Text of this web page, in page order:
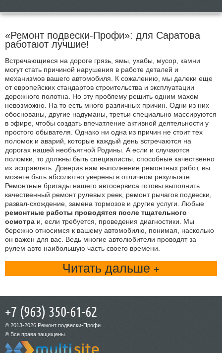
«Ремонт подвески-Профи»: для Саратова
работают лучшие!
Встречающиеся на дороге грязь, ямы, ухабы, мусор, камни
могут стать причиной нарушения в работе деталей и
механизмов вашего автомобиля. К сожалению, мы далеки еще
от европейских стандартов строительства и эксплуатации
дорожного полотна. Но эту проблему решить одним махом
невозможно. На то есть много различных причин. Одни из них
обоснованы, другие надуманы, третьи специально массируются
в эфире, чтобы создать впечатление активной деятельности у
простого обывателя. Однако ни одна из причин не стоит тех
поломок и аварий, которые каждый день встречаются на
дорогах нашей необъятной Родины. А если и случаются
поломки, то должны быть специалисты, способные качественно
их исправлять. Доверив нам выполнение ремонтных работ, вы
можете быть абсолютно уверены в отличном результате.
Ремонтные бригады нашего автосервиса готовы выполнить
качественный ремонт рулевых реек, ремонт рычагов подвески,
развал-схождение, замена тормозов и другие услуги. Любые
ремонтные работы проводятся после тщательного
осмотра и, если требуется, проведения диагностики. Мы
бережно относимся к вашему автомобилю, понимая, насколько
он важен для вас. Ведь многие автолюбители проводят за
рулем авто наибольшую часть своего времени.
Читать дальше
© 2013-2026 Ремонт подвески-Профи.
® Все права защищены.
+7 (963) 350-61-62